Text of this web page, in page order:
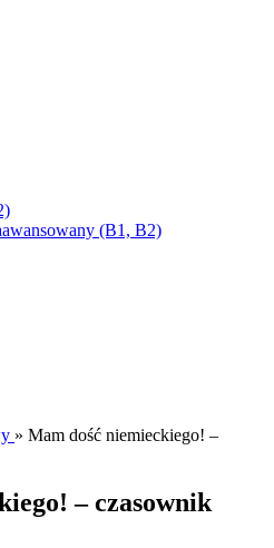
(B1, B2)
» Mam dość niemieckiego! –
– czasownik